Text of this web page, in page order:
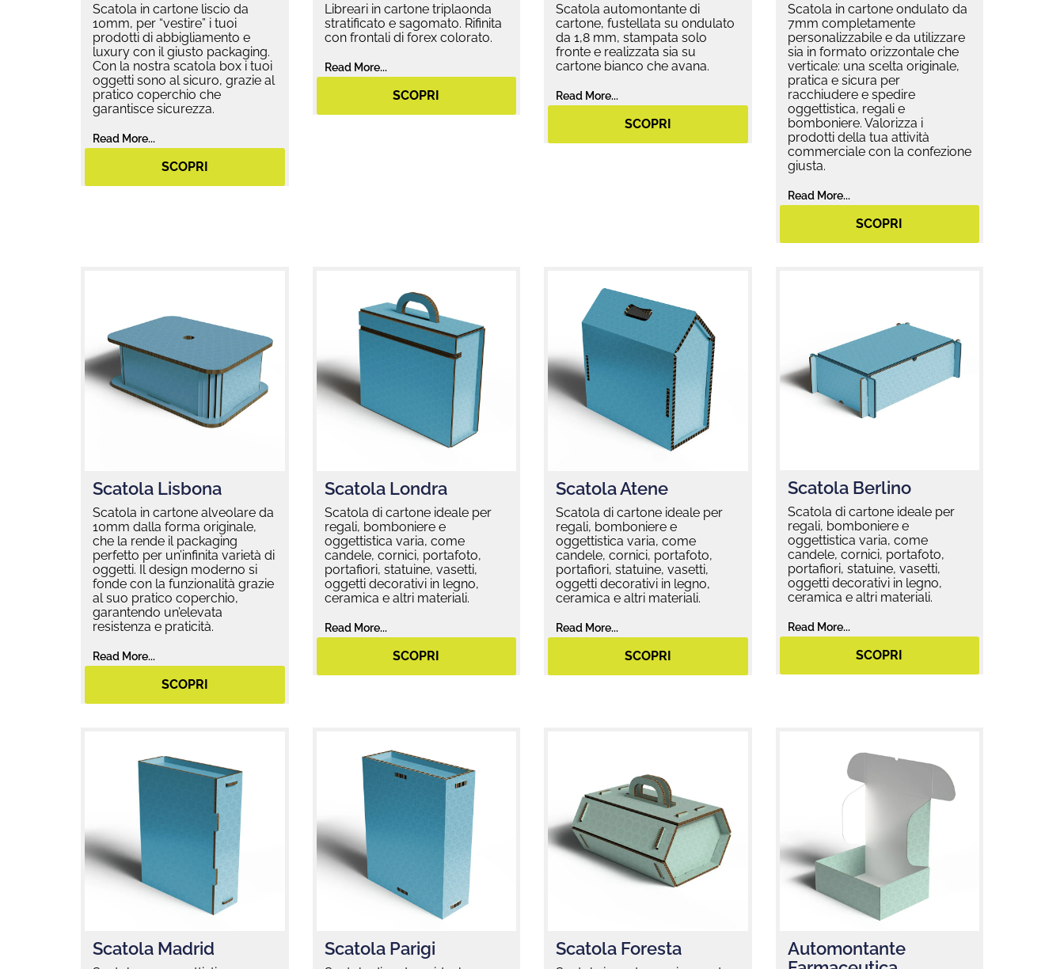
Scatola in cartone liscio da
10mm, per “vestire” i tuoi
prodotti di abbigliamento e
luxury con il giusto packaging.
Con la nostra scatola box i tuoi
oggetti sono al sicuro, grazie al
pratico coperchio che
garantisce sicurezza.
Read More...
SCOPRI
Libreari in cartone triplaonda
stratificato e sagomato. Rifinita
con frontali di forex colorato.
Read More...
SCOPRI
Scatola automontante di
cartone, fustellata su ondulato
da 1,8 mm, stampata solo
fronte e realizzata sia su
cartone bianco che avana.
Read More...
SCOPRI
Scatola in cartone ondulato da
7mm completamente
personalizzabile e da utilizzare
sia in formato orizzontale che
verticale: una scelta originale,
pratica e sicura per
racchiudere e spedire
oggettistica, regali e
bomboniere. Valorizza i
prodotti della tua attività
commerciale con la confezione
giusta.
Read More...
SCOPRI
Scatola Lisbona
Scatola in cartone alveolare da
10mm dalla forma originale,
che la rende il packaging
perfetto per un’infinita varietà di
oggetti. Il design moderno si
fonde con la funzionalità grazie
al suo pratico coperchio,
garantendo un’elevata
resistenza e praticità.
Read More...
SCOPRI
Scatola Londra
Scatola di cartone ideale per
regali, bomboniere e
oggettistica varia, come
candele, cornici, portafoto,
portafiori, statuine, vasetti,
oggetti decorativi in legno,
ceramica e altri materiali.
Read More...
SCOPRI
Scatola Atene
Scatola di cartone ideale per
regali, bomboniere e
oggettistica varia, come
candele, cornici, portafoto,
portafiori, statuine, vasetti,
oggetti decorativi in legno,
ceramica e altri materiali.
Read More...
SCOPRI
Scatola Berlino
Scatola di cartone ideale per
regali, bomboniere e
oggettistica varia, come
candele, cornici, portafoto,
portafiori, statuine, vasetti,
oggetti decorativi in legno,
ceramica e altri materiali.
Read More...
SCOPRI
Scatola Madrid Scatola Parigi Scatola Foresta
Automontante